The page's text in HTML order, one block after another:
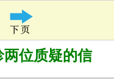
两位质疑的信